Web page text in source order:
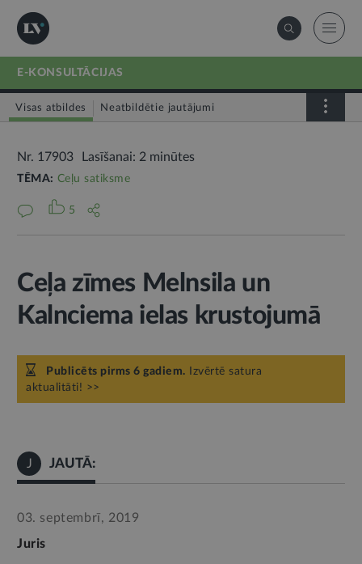
E-KONSULTĀCIJAS
Visas atbildes Neatbildētie jautājumi
Nr. 17903 Lasīšanai: 2 minūtes
TĒMA: Ceļu satiksme
5
Ceļa zīmes Melnsila un
Kalnciema ielas krustojumā
Publicēts pirms 6 gadiem. Izvērtē satura
aktualitāti! >>
J JAUTĀ:
03. septembrī, 2019
Juris